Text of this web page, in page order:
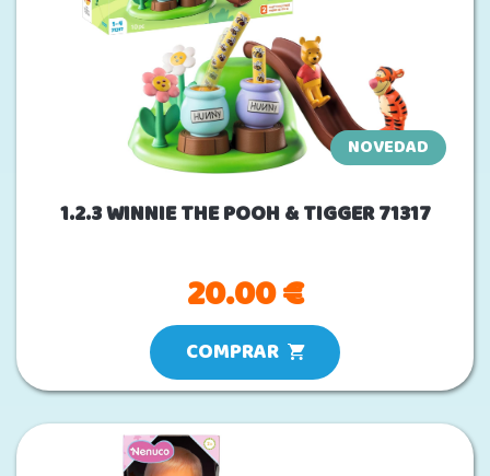
NOVEDAD
1.2.3 WINNIE THE POOH & TIGGER 71317
20.00 €
COMPRAR